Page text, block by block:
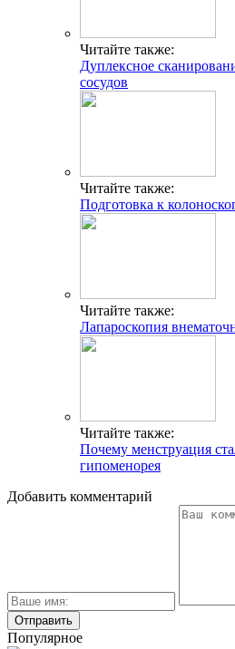
Читайте также:
Дуплексное
сосудов
Читайте также:
Подготовка к
Читайте также:
Лапароскопия
Читайте также:
Почему менструация
гипоменорея
Добавить комментарий
Популярное